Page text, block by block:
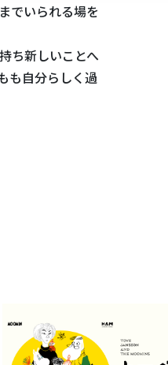
でいられる場を
ち新しいことへ
も自分らしく過